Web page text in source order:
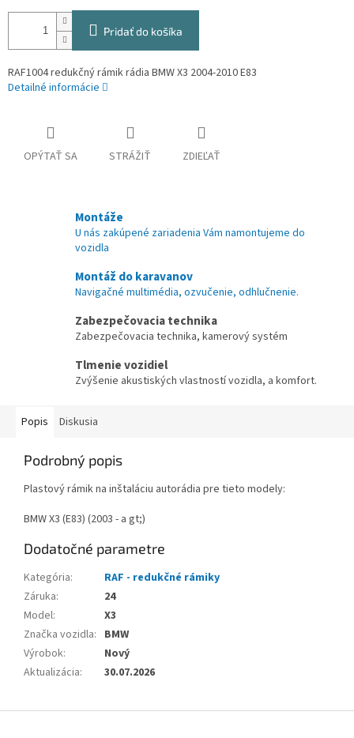
Pridať do košíka
RAF1004 redukčný rámik rádia BMW X3 2004-2010 E83
Detailné informácie
OPÝTAŤ SA STRÁŽIŤ ZDIEĽAŤ
Montáže
U nás zakúpené zariadenia Vám namontujeme do
vozidla
Montáž do karavanov
Navigačné multimédia, ozvučenie, odhlučnenie.
Zabezpečovacia technika
Zabezpečovacia technika, kamerový systém
Tlmenie vozidiel
Zvýšenie akustiských vlastností vozidla, a komfort.
Popis Diskusia
Podrobný popis
Plastový rámik na inštaláciu autorádia pre tieto modely:
BMW X3 (E83) (2003 - a gt;)
Dodatočné parametre
Kategória:
RAF - redukčné rámiky
Záruka:
24
Model:
X3
Značka vozidla: BMW
Výrobok:
Nový
Aktualizácia: 30.07.2026